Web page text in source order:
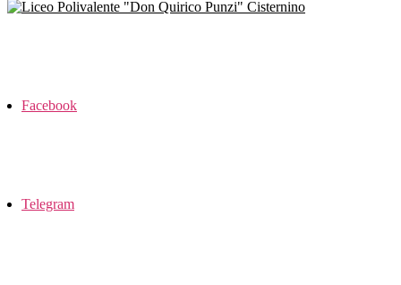
Facebook
Telegram